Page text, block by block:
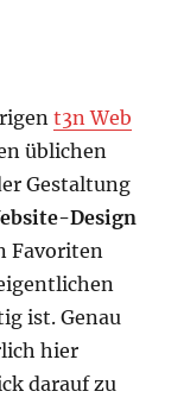
t3n Web
üblichen
Gestaltung
Design
Favoriten
ist. Genau
hier
darauf zu